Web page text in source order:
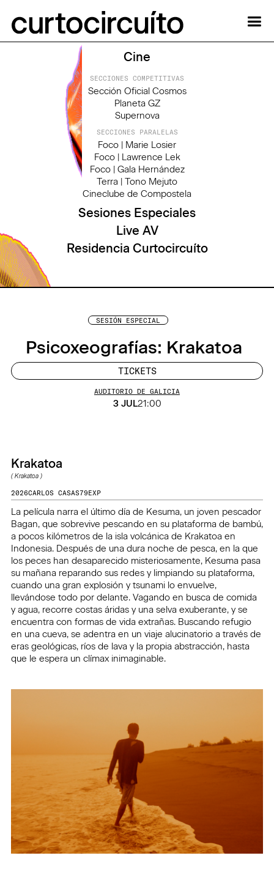
Cine
SECCIONES COMPETITIVAS
Sección Oficial Cosmos
Planeta GZ
Supernova
SECCIONES PARALELAS
Foco | Marie Losier
Foco | Lawrence Lek
Foco | Gala Hernández
Terra | Tono Mejuto
Cineclube de Compostela
Sesiones Especiales
Live AV
Residencia Curtocircuíto
SESIÓN ESPECIAL
Psicoxeografías: Krakatoa
3 JUL21:00
AUDITORIO DE GALICIA
TICKETS
Krakatoa
(Krakatoa)
2026CARLOS CASAS79EXP
La película narra el último día de Kesuma, un joven pescador
Bagan, que sobrevive pescando en su plataforma de bambú,
a pocos kilómetros de la isla volcánica de Krakatoa en
Indonesia. Después de una dura noche de pesca, en la que
los peces han desaparecido misteriosamente, Kesuma pasa
su mañana reparando sus redes y limpiando su plataforma,
cuando una gran explosión y tsunami lo envuelve,
llevándose todo por delante. Vagando en busca de comida
y agua, recorre costas áridas y una selva exuberante, y se
encuentra con formas de vida extrañas. Buscando refugio
en una cueva, se adentra en un viaje alucinatorio a través de
eras geológicas, ríos de lava y la propia abstracción, hasta
que le espera un clímax inimaginable.